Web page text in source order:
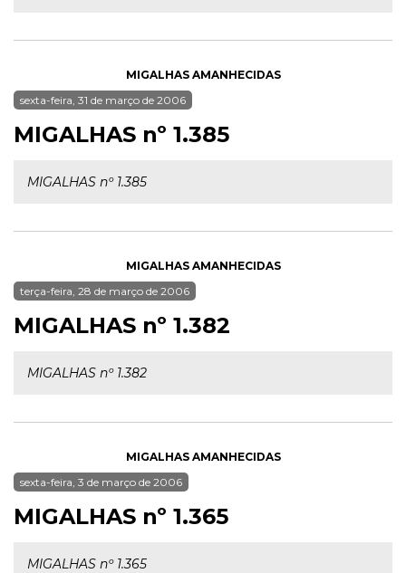
MIGALHAS AMANHECIDAS
sexta-feira, 31 de março de 2006
MIGALHAS nº 1.385
MIGALHAS nº 1.385
MIGALHAS AMANHECIDAS
terça-feira, 28 de março de 2006
MIGALHAS nº 1.382
MIGALHAS nº 1.382
MIGALHAS AMANHECIDAS
sexta-feira, 3 de março de 2006
MIGALHAS nº 1.365
MIGALHAS nº 1.365